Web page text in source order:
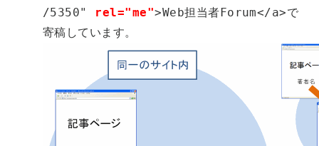
/5350" rel="me">Web担当者Forum</a>で
寄稿しています。